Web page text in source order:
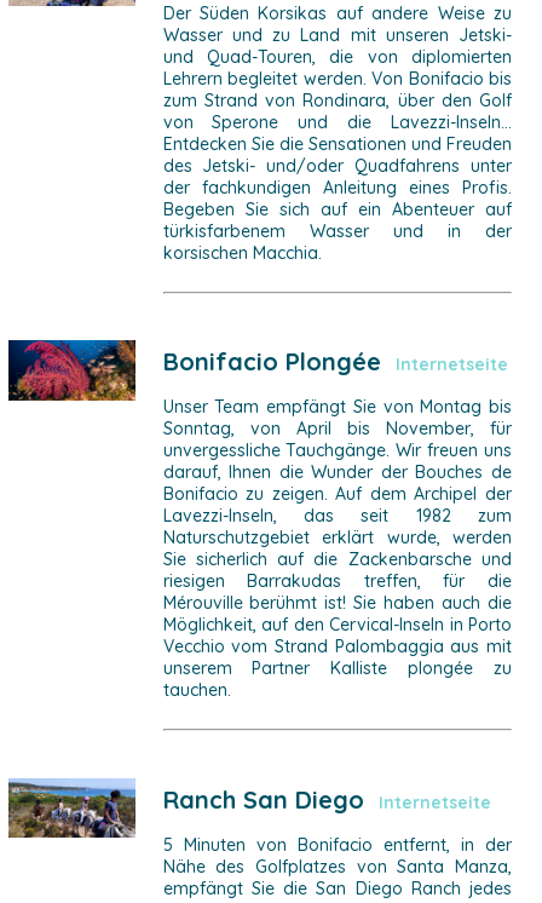
Der Süden Korsikas auf andere Weise zu
Wasser und zu Land mit unseren Jetski-
und Quad-Touren, die von diplomierten
Lehrern begleitet werden. Von Bonifacio bis
zum Strand von Rondinara, über den Golf
von Sperone und die Lavezzi-Inseln...
Entdecken Sie die Sensationen und Freuden
des Jetski- und/oder Quadfahrens unter
der fachkundigen Anleitung eines Profis.
Begeben Sie sich auf ein Abenteuer auf
türkisfarbenem Wasser und in der
korsischen Macchia.
Bonifacio Plongée
Internetseite
Unser Team empfängt Sie von Montag bis
Sonntag, von April bis November, für
unvergessliche Tauchgänge. Wir freuen uns
darauf, Ihnen die Wunder der Bouches de
Bonifacio zu zeigen. Auf dem Archipel der
Lavezzi-Inseln, das seit 1982 zum
Naturschutzgebiet erklärt wurde, werden
Sie sicherlich auf die Zackenbarsche und
riesigen Barrakudas treffen, für die
Mérouville berühmt ist! Sie haben auch die
Möglichkeit, auf den Cervical-Inseln in Porto
Vecchio vom Strand Palombaggia aus mit
unserem Partner Kalliste plongée zu
tauchen.
Ranch San Diego
Internetseite
5 Minuten von Bonifacio entfernt, in der
Nähe des Golfplatzes von Santa Manza,
empfängt Sie die San Diego Ranch jedes